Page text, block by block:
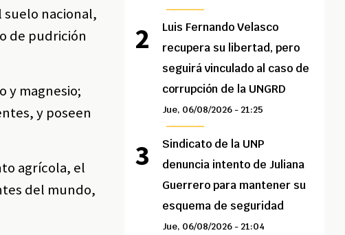
suelo nacional,
de pudrición
y magnesio;
y poseen
agrícola, el
del mundo,
Luis Fernando Velasco
recupera su libertad, pero
seguirá vinculado al caso de
corrupción de la UNGRD
Jue, 06/08/2026 - 21:25
Sindicato de la UNP
denuncia intento de Juliana
Guerrero para mantener su
esquema de seguridad
Jue, 06/08/2026 - 21:04